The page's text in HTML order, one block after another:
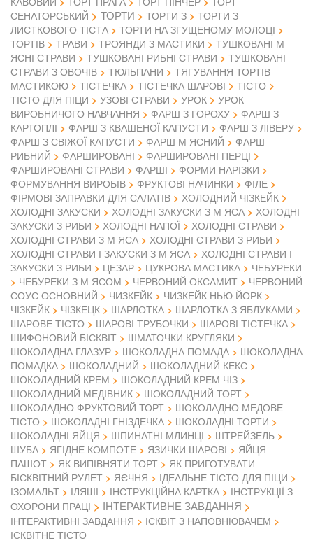
СЕНАТОРСЬКИЙ
ТОРТИ ТОРТИ З
ТОРТИ З
ЛИСТКОВОГО ТІСТА
ТОРТИ НА ЗГУЩЕНОМУ МОЛОЦІ
ТОРТІВ
ТРАВИ ТРОЯНДИ З МАСТИКИ
ТУШКОВАНІ М
ЯСНІ СТРАВИ
ТУШКОВАНІ РИБНІ СТРАВИ
ТУШКОВАНІ
СТРАВИ З ОВОЧІВ
ТЮЛЬПАНИ
ТЯГУВАННЯ ТОРТІВ
МАСТИКОЮ
ТІСТЕЧКА ТІСТЕЧКА ШАРОВІ
ТІСТО
ТІСТО ДЛЯ ПІЦИ
УЗОВІ СТРАВИ УРОК
УРОК
ВИРОБНИЧОГО НАВЧАННЯ
ФАРШ З ГОРОХУ
ФАРШ З
КАРТОПЛІ
ФАРШ З КВАШЕНОЇ КАПУСТИ
ФАРШ З ЛІВЕРУ
ФАРШ З СВІЖОЇ КАПУСТИ
ФАРШ М ЯСНИЙ
ФАРШ
РИБНИЙ
ФАРШИРОВАНІ
ФАРШИРОВАНІ ПЕРЦІ
ФАРШИРОВАНІ СТРАВИ
ФАРШІ
ФОРМИ НАРІЗКИ
ФОРМУВАННЯ ВИРОБІВ
ФРУКТОВІ НАЧИНКИ
ФІЛЕ
ФІРМОВІ ЗАПРАВКИ ДЛЯ САЛАТІВ
ХОЛОДНИЙ ЧІЗКЕЙК
ХОЛОДНІ ЗАКУСКИ
ХОЛОДНІ ЗАКУСКИ З М ЯСА
ХОЛОДНІ
ЗАКУСКИ З РИБИ
ХОЛОДНІ НАПОЇ
ХОЛОДНІ СТРАВИ
ХОЛОДНІ СТРАВИ З М ЯСА
ХОЛОДНІ СТРАВИ З РИБИ
ХОЛОДНІ СТРАВИ І ЗАКУСКИ З М ЯСА
ХОЛОДНІ СТРАВИ І
ЗАКУСКИ З РИБИ
ЦЕЗАР ЦУКРОВА МАСТИКА
ЧЕБУРЕКИ
ЧЕБУРЕКИ З М ЯСОМ
ЧЕРВОНИЙ ОКСАМИТ
ЧЕРВОНИЙ
СОУС ОСНОВНИЙ
ЧИЗКЕЙК
ЧИЗКЕЙК НЬЮ ЙОРК
ЧІЗКЕЙК
ЧІЗКЕЦК ШАРЛОТКА
ШАРЛОТКА З ЯБЛУКАМИ
ШАРОВЕ ТІСТО
ШАРОВІ ТРУБОЧКИ
ШАРОВІ ТІСТЕЧКА
ШИФОНОВИЙ БІСКВІТ
ШМАТОЧКИ КРУГЛЯКИ
ШОКОЛАДНА ГЛАЗУР
ШОКОЛАДНА ПОМАДА
ШОКОЛАДНА
ПОМАДКА
ШОКОЛАДНИЙ
ШОКОЛАДНИЙ КЕКС
ШОКОЛАДНИЙ КРЕМ
ШОКОЛАДНИЙ КРЕМ ЧІЗ
ШОКОЛАДНИЙ МЕДІВНИК
ШОКОЛАДНИЙ ТОРТ
ШОКОЛАДНО ФРУКТОВИЙ ТОРТ
ШОКОЛАДНО МЕДОВЕ
ТІСТО
ШОКОЛАДНІ ГНІЗДЕЧКА
ШОКОЛАДНІ ТОРТИ
ШОКОЛАДНІ ЯЙЦЯ
ШПИНАТНІ МЛИНЦІ
ШТРЕЙЗЕЛЬ
ШУБА
ЯГІДНЕ КОМПОТЕ ЯЗИЧКИ ШАРОВІ
ЯЙЦЯ
ПАШОТ
ЯК ВИПІВНЯТИ ТОРТ
ЯК ПРИГОТУВАТИ
БІСКВІТНИЙ РУЛЕТ
ЯЄЧНЯ
ІДЕАЛЬНЕ ТІСТО ДЛЯ ПІЦИ
ІЗОМАЛЬТ
ІЛЯШІ ІНСТРУКЦІЙНА КАРТКА
ІНСТРУКЦІЇ З
ОХОРОНИ ПРАЦІ
ІНТЕРАКТИВНЕ ЗАВДАННЯ
ІНТЕРАКТИВНІ ЗАВДАННЯ
ІСКВІТ З НАПОВНЮВАЧЕМ
ІСКВІТНЕ ТІСТО